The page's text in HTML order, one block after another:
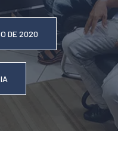
DE 2020